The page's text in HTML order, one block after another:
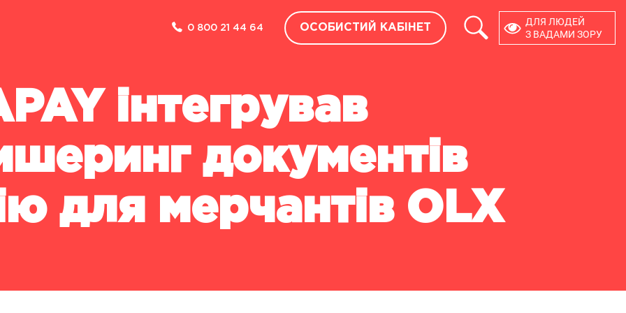
×
0 800 21 44 64 ОСОБИСТИЙ КАБІНЕТ
ДЛЯ ЛЮДЕЙ
З ВАДАМИ ЗОРУ
Зворотний зв'язок ОСОБИСТИЙ КАБІНЕТ
ПРО НАС
КЕЙСИ
ДЛЯ ПРЕСИ
інтегрував
документів
для мерчантів OLX